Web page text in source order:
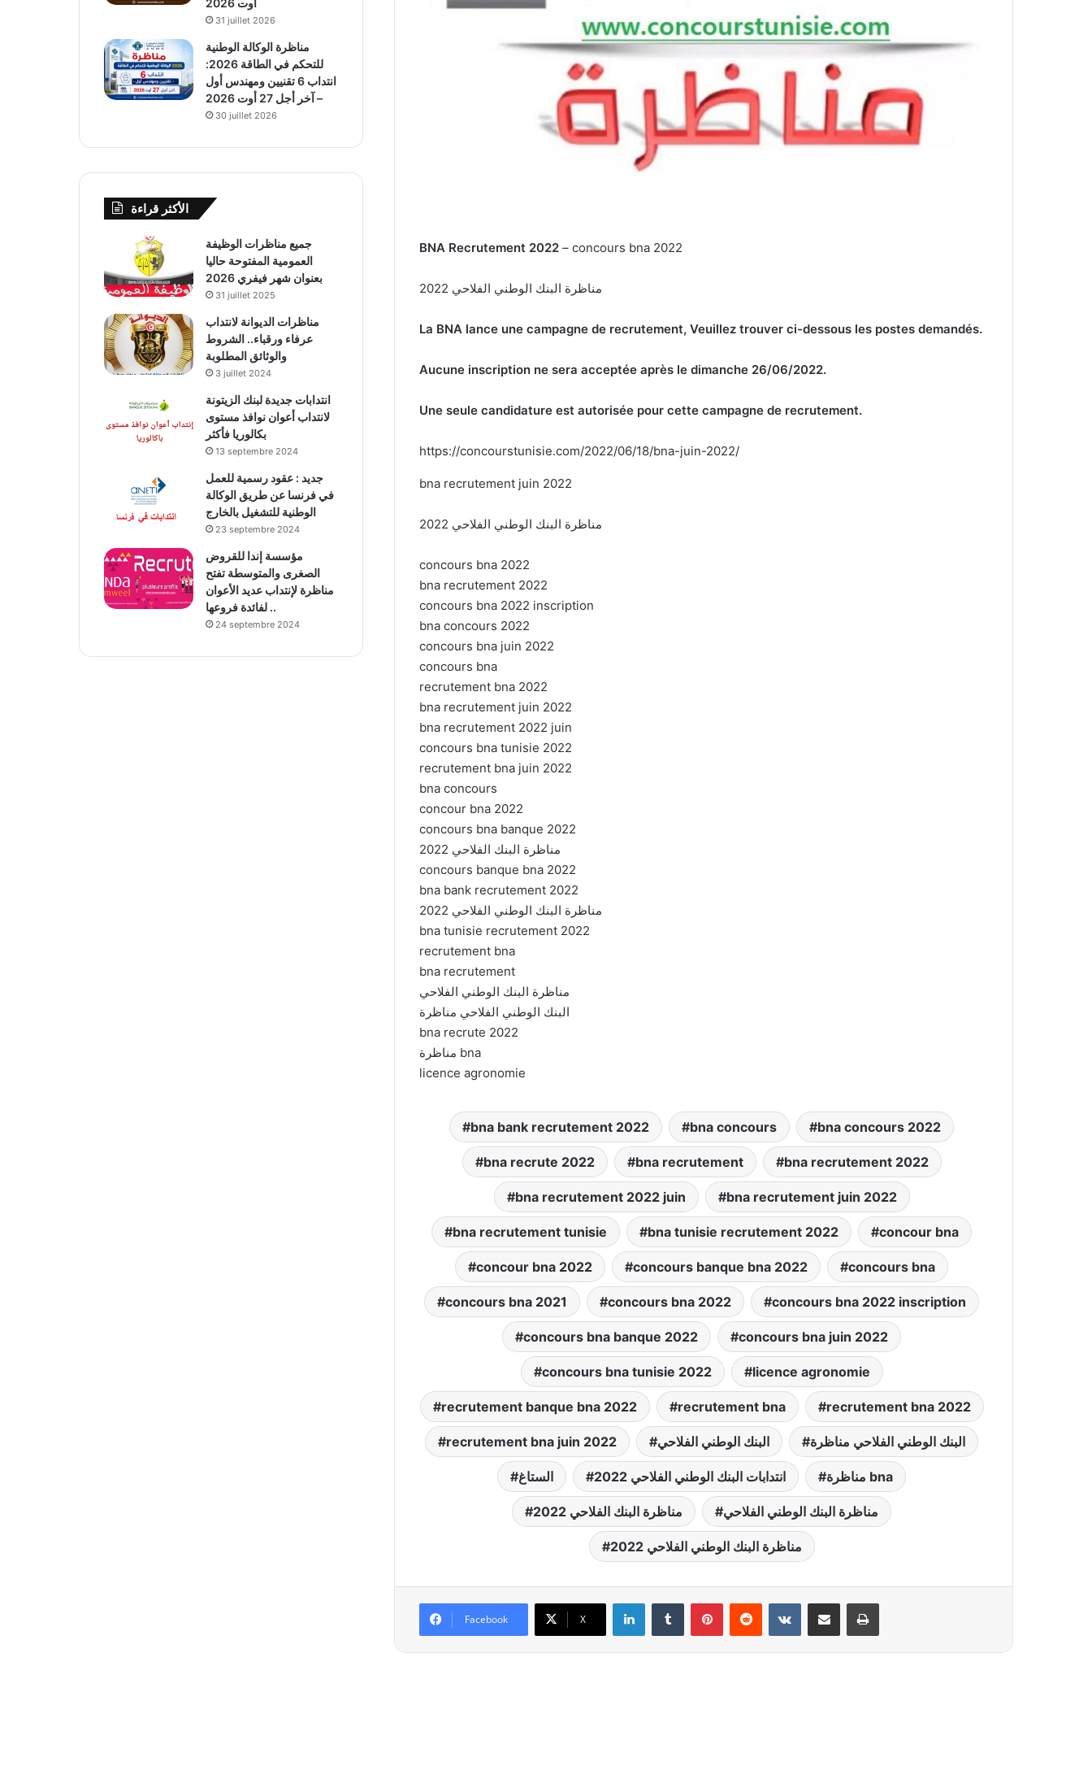
BNA Recrutement 2022 – concours bna 2022
مناظرة البنك الوطني الفلاحي 2022
La BNA lance une campagne de recrutement, Veuillez trouver ci-dessous les postes demandés.
Aucune inscription ne sera acceptée après le dimanche 26/06/2022.
Une seule candidature est autorisée pour cette campagne de recrutement.
https://concourstunisie.com/2022/06/18/bna-juin-2022/
bna recrutement juin 2022
مناظرة البنك الوطني الفلاحي 2022
concours bna 2022
bna recrutement 2022
concours bna 2022 inscription
bna concours 2022
concours bna juin 2022
concours bna
recrutement bna 2022
bna recrutement juin 2022
bna recrutement 2022 juin
concours bna tunisie 2022
recrutement bna juin 2022
bna concours
concour bna 2022
concours bna banque 2022
مناظرة البنك الفلاحي 2022
concours banque bna 2022
bna bank recrutement 2022
مناظرة البنك الوطني الفلاحي 2022
bna tunisie recrutement 2022
recrutement bna
bna recrutement
مناظرة البنك الوطني الفلاحي
البنك الوطني الفلاحي مناظرة
bna recrute 2022
مناظرة bna
licence agronomie
bna bank recrutement 2022 bna concours bna concours 2022
bna recrute 2022 bna recrutement bna recrutement 2022
bna recrutement 2022 juin bna recrutement juin 2022
bna recrutement tunisie bna tunisie recrutement 2022 concour bna
concour bna 2022 concours banque bna 2022 concours bna
concours bna 2021 concours bna 2022 concours bna 2022 inscription
concours bna banque 2022 concours bna juin 2022
concours bna tunisie 2022 licence agronomie
recrutement banque bna 2022 recrutement bna recrutement bna 2022
recrutement bna juin 2022 البنك الوطني الفلاحي البنك الوطني الفلاحي مناظرة
الستاغ انتدابات البنك الوطني الفلاحي 2022 مناظرة bna
مناظرة البنك الفلاحي 2022 مناظرة البنك الوطني الفلاحي
مناظرة البنك الوطني الفلاحي 2022
Facebook X
LinkedinTumblr PinterestReddit VKontaktePartager par email Imprimer
أوت 2026
31 juillet 2026
مناظرة الوكالة الوطنية
للتحكم في الطاقة 2026:
انتداب 6 تقنيين ومهندس أول
– آخر أجل 27 أوت 2026
30 juillet 2026
الأكثر قراءة
جميع مناظرات الوظيفة
العمومية المفتوحة حاليا
بعنوان شهر فيفري 2026
31 juillet 2025
مناظرات الديوانة لانتداب
عرفاء ورقباء.. الشروط
والوثائق المطلوبة
3 juillet 2024
انتدابات جديدة لبنك الزيتونة
لانتداب أعوان نوافذ مستوى
بكالوريا فأكثر
13 septembre 2024
جديد : عقود رسمية للعمل
في فرنسا عن طريق الوكالة
الوطنية للتشغيل بالخارج
23 septembre 2024
مؤسسة إندا للقروض
الصغرى والمتوسطة تفتح
مناظرة لإنتداب عديد الأعوان
لفائدة فروعها ..
24 septembre 2024